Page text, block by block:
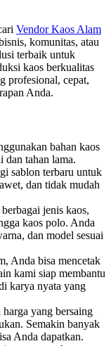
Vendor Kaos Alam
komunitas, atau
terbaik untuk
kaos berkualitas
profesional, cepat,
Anda.
bahan kaos
dan tahan lama.
sablon terbaru untuk
dan tidak mudah
jenis kaos,
kaos polo. Anda
dan model sesuai
Anda bisa mencetak
kami siap membantu
karya nyata yang
yang bersaing
Semakin banyak
Anda dapatkan.